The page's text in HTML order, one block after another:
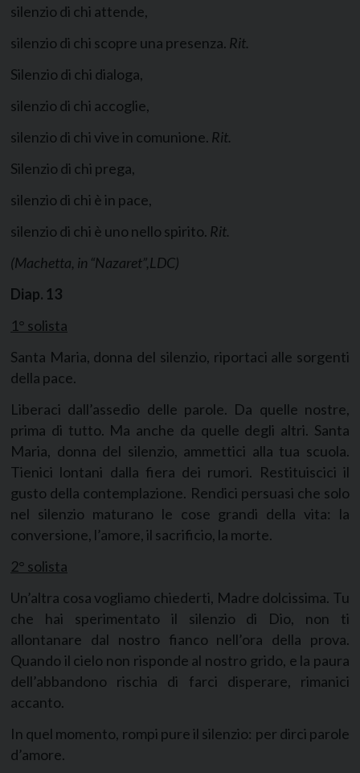
silenzio di chi attende,
silenzio di chi scopre una presenza. Rit.
Silenzio di chi dialoga,
silenzio di chi accoglie,
silenzio di chi vive in comunione. Rit.
Silenzio di chi prega,
silenzio di chi è in pace,
silenzio di chi è uno nello spirito. Rit.
(Machetta, in “Nazaret”,LDC)
Diap. 13
1° solista
Santa Maria, donna del silenzio, riportaci alle sorgenti
della pace.
Liberaci dall’assedio delle parole. Da quelle nostre,
prima di tutto. Ma anche da quelle degli altri. Santa
Maria, donna del silenzio, ammettici alla tua scuola.
Tienici lontani dalla fiera dei rumori. Restituiscici il
gusto della contemplazione. Rendici persuasi che solo
nel silenzio maturano le cose grandi della vita: la
conversione, l’amore, il sacrificio, la morte.
2° solista
Un’altra cosa vogliamo chiederti, Madre dolcissima. Tu
che hai sperimentato il silenzio di Dio, non ti
allontanare dal nostro fianco nell’ora della prova.
Quando il cielo non risponde al nostro grido, e la paura
dell’abbandono rischia di farci disperare, rimanici
accanto.
In quel momento, rompi pure il silenzio: per dirci parole
d’amore.